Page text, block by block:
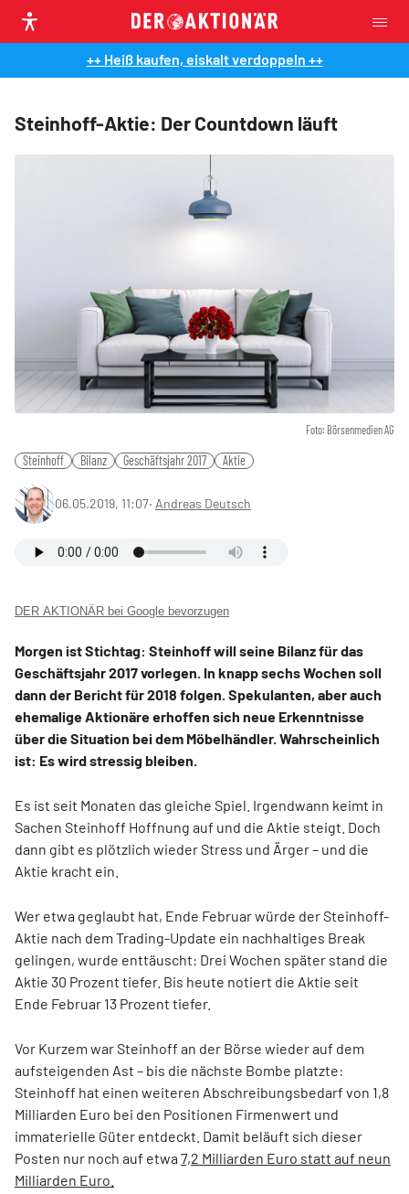
++ Heiß kaufen, eiskalt verdoppeln ++
Steinhoff-Aktie: Der Countdown läuft
Foto: Börsenmedien AG
Steinhoff Bilanz Geschäftsjahr 2017 Aktie
06.05.2019, 11:07‧ Andreas Deutsch
DER AKTIONÄR bei Google bevorzugen
Morgen ist Stichtag: Steinhoff will seine Bilanz für das
Geschäftsjahr 2017 vorlegen. In knapp sechs Wochen soll
dann der Bericht für 2018 folgen. Spekulanten, aber auch
ehemalige Aktionäre erhoffen sich neue Erkenntnisse
über die Situation bei dem Möbelhändler. Wahrscheinlich
ist: Es wird stressig bleiben.
Es ist seit Monaten das gleiche Spiel. Irgendwann keimt in
Sachen Steinhoff Hoffnung auf und die Aktie steigt. Doch
dann gibt es plötzlich wieder Stress und Ärger – und die
Aktie kracht ein.
Wer etwa geglaubt hat, Ende Februar würde der Steinhoff-
Aktie nach dem Trading-Update ein nachhaltiges Break
gelingen, wurde enttäuscht: Drei Wochen später stand die
Aktie 30 Prozent tiefer. Bis heute notiert die Aktie seit
Ende Februar 13 Prozent tiefer.
Vor Kurzem war Steinhoff an der Börse wieder auf dem
aufsteigenden Ast – bis die nächste Bombe platzte:
Steinhoff hat einen weiteren Abschreibungsbedarf von 1,8
Milliarden Euro bei den Positionen Firmenwert und
immaterielle Güter entdeckt. Damit beläuft sich dieser
Posten nur noch auf etwa 7,2 Milliarden Euro statt auf neun
Milliarden Euro.